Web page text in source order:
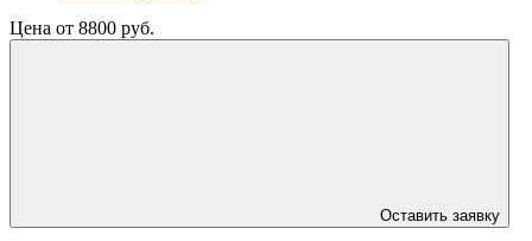
Цена от 8800 руб.
Оставить заявку